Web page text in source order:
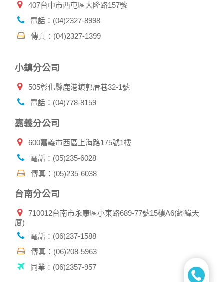
407台中市西屯區大隆路157號
電話：(04)2327-8998
傳真：(04)2327-1399
小鎮分公司
505彰化縣鹿港鎮郭厝巷32-1號
電話：(04)778-8159
嘉義分公司
600嘉義市西區上海路175號1樓
電話：(05)235-6028
傳真：(05)235-6038
台南分公司
710012台南市永康區小東路689-77號15樓A6(經緯天
厦)
電話：(06)237-1588
傳真：(06)208-5963
同業：(06)2357-957